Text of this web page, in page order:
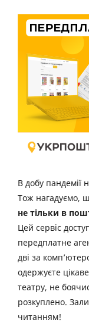
В добу пандемії
Тож нагадуємо,
не тільки в
Цей сервіс
передплатне
дві за
одержуєте
театру, не
розкуплено.
читанням!